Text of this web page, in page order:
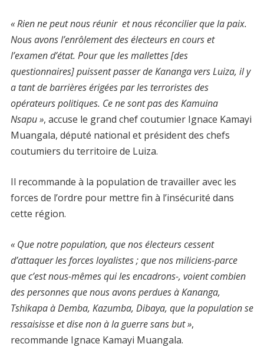
« Rien ne peut nous réunir et nous réconcilier que la paix.
Nous avons l’enrôlement des électeurs en cours et
l’examen d’état. Pour que les mallettes [des
questionnaires] puissent passer de Kananga vers Luiza, il y
a tant de barrières érigées par les terroristes des
opérateurspolitiques. Ce ne sont pas des Kamuina
Nsapu », accuse le grand chef coutumier Ignace Kamayi
Muangala, député national et président des chefs
coutumiers du territoire de Luiza.
Il recommande à la population de travailler avec les
forces de l’ordre pour mettre fin à l’insécurité dans
cette région.
« Que notre population, que nos électeurs cessent
d’attaquer les forces loyalistes ; que nos miliciens-parce
que c’est nous-mêmes qui les encadrons-, voient combien
des personnes que nous avons perdues à Kananga,
Tshikapa à Demba, Kazumba, Dibaya, que la population se
ressaisisse et dise non à la guerre sans but »,
recommande Ignace Kamayi Muangala.